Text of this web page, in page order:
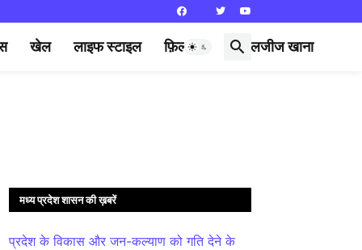
खेल लाइफ स्टाइल फ़िल्मी दुनिया लजीज खाना
मध्य प्रदेश शासन की ख़बरें
प्रदेश के विकास और जन-कल्याण को गति देने के